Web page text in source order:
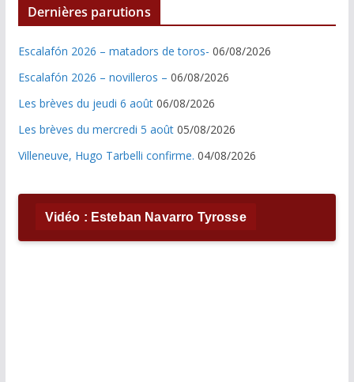
Dernières parutions
Escalafón 2026 – matadors de toros- 06/08/2026
Escalafón 2026 – novilleros – 06/08/2026
Les brèves du jeudi 6 août 06/08/2026
Les brèves du mercredi 5 août 05/08/2026
Villeneuve, Hugo Tarbelli confirme. 04/08/2026
Vidéo : Esteban Navarro Tyrosse